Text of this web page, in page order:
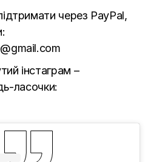
через PayPal,
інстаграм –
ласочки: